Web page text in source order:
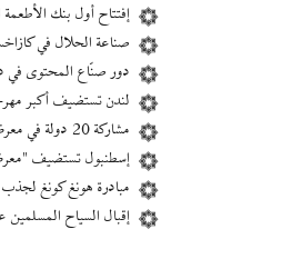
إفتتاح أول بنك
صناعة الحلال في
دور صنّاع المحتوى في
لندن تستضيف أكبر
مشاركة 20 دولة في معرض باكو الدولي لـ"حلال"
إسطنبول تستضيف
مبادرة هونغ كونغ
إقبال السياح المسلمين